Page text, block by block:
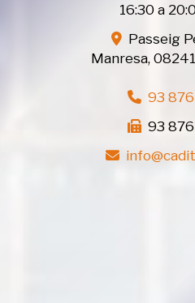
16:30 a
Passeig
Manresa, 08241
93
93
info